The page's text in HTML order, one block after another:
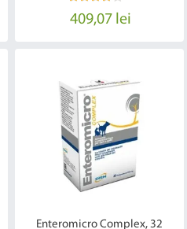
409,07 lei
Enteromicro Complex, 32